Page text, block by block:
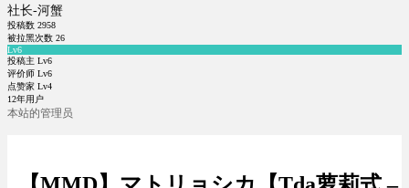
社长-河蟹
投稿数 2958
被拉黑次数 26
Lv6
投稿主 Lv6
评价师 Lv6
点赞家 Lv4
12年用户
本站的管理员